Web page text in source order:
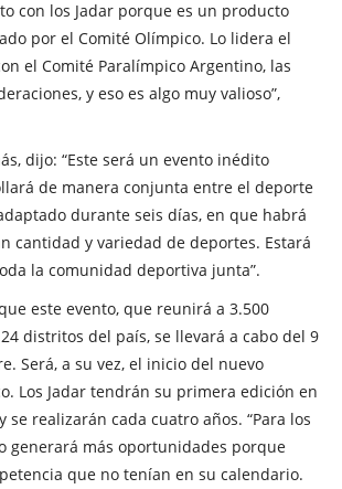
con los Jadar porque es un producto
por el Comité Olímpico. Lo lidera el
el Comité Paralímpico Argentino, las
y eso es algo muy valioso”,
dijo: “Este será un evento inédito
de manera conjunta entre el deporte
durante seis días, en que habrá
cantidad y variedad de deportes. Estará
la comunidad deportiva junta”.
este evento, que reunirá a 3.500
distritos del país, se llevará a cabo del 9
Será, a su vez, el inicio del nuevo
Los Jadar tendrán su primera edición en
se realizarán cada cuatro años. “Para los
generará más oportunidades porque
que no tenían en su calendario.